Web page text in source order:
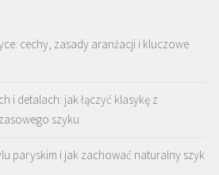
cechy, zasady aranżacji i kluczowe
i detalach: jak łączyć klasykę z
szyku
paryskim i jak zachować naturalny szyk